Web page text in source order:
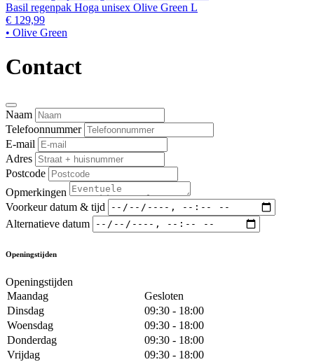
Basil regenpak Hoga unisex Olive Green L
€ 129,99
• Olive Green
Contact
Naam
Telefoonnummer
E-mail
Adres
Postcode
Opmerkingen
Voorkeur datum & tijd
Alternatieve datum
Openingstijden
Openingstijden
Maandag
Gesloten
Dinsdag
09:30 - 18:00
Woensdag
09:30 - 18:00
Donderdag
09:30 - 18:00
Vrijdag
09:30 - 18:00